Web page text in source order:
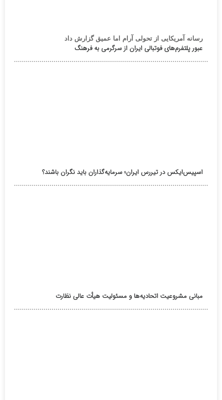
رسانه آمریکایی از تحولی آرام اما عمیق گزارش داد
عبور پلتفرم‌های فوتبالی ایران از سرگرمی به فرهنگ
اسپیس‌ایکس در تیررس ایران؛ سرمایه‌گذاران باید نگران باشند؟
مبانی مشروعیت اتحادیه‌ها و مسئولیت هیأت عالی نظارت